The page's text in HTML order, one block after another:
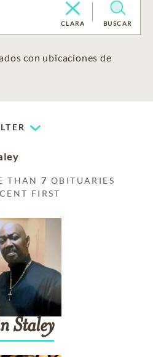
CLARA BUSCAR
con ubicaciones de
THAN7 OBITUARIES
FIRST
Staley